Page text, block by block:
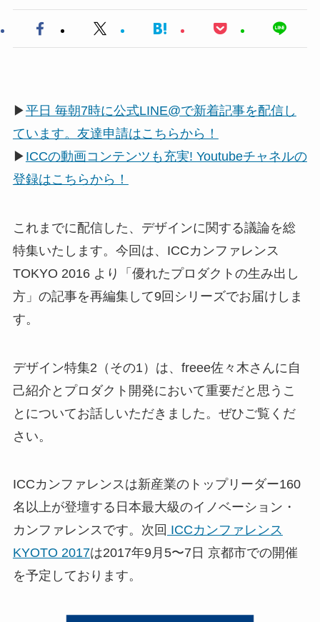
▶平日 毎朝7時に公式LINE@で新着記事を配信し
ています。友達申請はこちらから！
▶ ICCの動画コンテンツも充実! Youtubeチャネルの
登録はこちらから！
これまでに配信した、デザインに関する議論を総
特集いたします。今回は、ICCカンファレンス
TOKYO 2016 より「優れたプロダクトの生み出し
方」の記事を再編集して9回シリーズでお届けしま
す。
デザイン特集2（その1）は、freee佐々木さんに自
己紹介とプロダクト開発において重要だと思うこ
とについてお話しいただきました。ぜひご覧くだ
さい。
ICCカンファレンスは新産業のトップリーダー160
名以上が登壇する日本最大級のイノベーション・
カンファレンスです。次回 ICCカンファレンス
KYOTO 2017は2017年9月5〜7日 京都市での開催
を予定しております。